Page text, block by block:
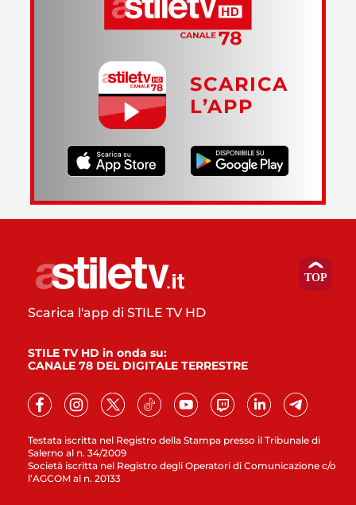
SCARICA
L’APP
Testata iscritta nel Registro della Stampa presso il Tribunale di
Salerno al n. 34/2009
Società iscritta nel Registro degli Operatori di Comunicazione c/o
l’AGCOM al n. 20133
Scarica l'app di STILE TV HD
STILE TV HD in onda su:
CANALE 78 DEL DIGITALE TERRESTRE